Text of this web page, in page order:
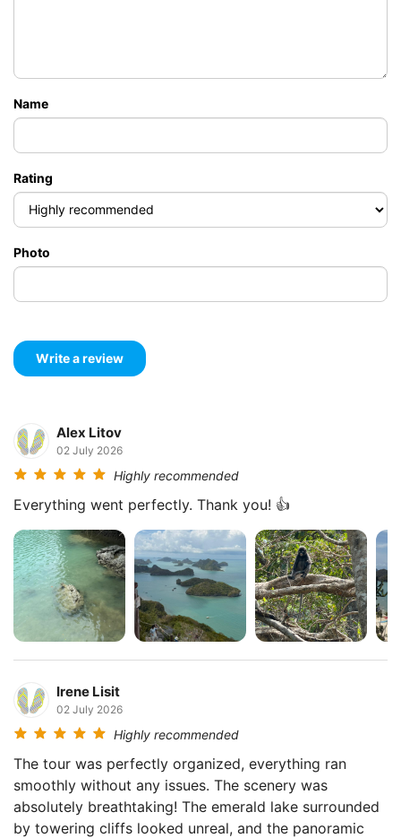
Name
Rating
Photo
Alex Litov
02 July 2026
Highly recommended
Everything went perfectly. Thank you! 👍
Irene Lisit
02 July 2026
Highly recommended
The tour was perfectly organized, everything ran
smoothly without any issues. The scenery was
absolutely breathtaking! The emerald lake surrounded
by towering cliffs looked unreal, and the panoramic